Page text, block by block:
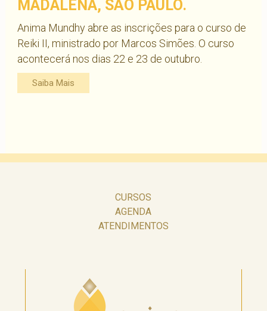
MADALENA, SÃO PAULO.
Anima Mundhy abre as inscrições para o curso de
Reiki II, ministrado por Marcos Simões. O curso
acontecerá nos dias 22 e 23 de outubro.
Saiba Mais
CURSOS
AGENDA
ATENDIMENTOS